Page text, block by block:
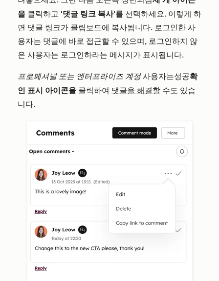
을 클릭하고 '댓글 링크 복사'를 선택하세요. 이렇게 하
면 댓글 링크가 클립보드에 복사됩니다. 로그인한 사
용자는 댓글에 바로 접근할 수 있으며, 로그인하지 않
은 사용자는 로그인하라는 메시지가 표시됩니다.
프로페셔널 또는 엔터프라이즈 계정사용자는성공확
인 표시 아이콘을 클릭하여 댓글을 해결할 수도 있습
니다.